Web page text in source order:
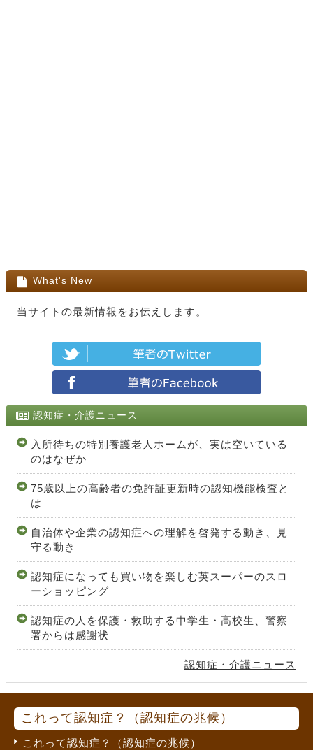
What's New
当サイトの最新情報をお伝えします。
認知症・介護ニュース
入所待ちの特別養護老人ホームが、実は空いている
のはなぜか
75歳以上の高齢者の免許証更新時の認知機能検査と
は
自治体や企業の認知症への理解を啓発する動き、見
守る動き
認知症になっても買い物を楽しむ英スーパーのスロ
ーショッピング
認知症の人を保護・救助する中学生・高校生、警察
署からは感謝状
認知症・介護ニュース
これって認知症？（認知症の兆候）
これって認知症？（認知症の兆候）